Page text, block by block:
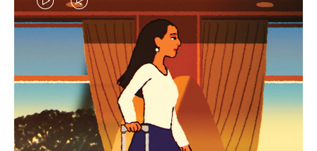
视
频
暂
停，
请
视
频
已
静
音，
请
臻礼指南
寻觅心仪的出行伴侣，与您共
享缤纷旅程